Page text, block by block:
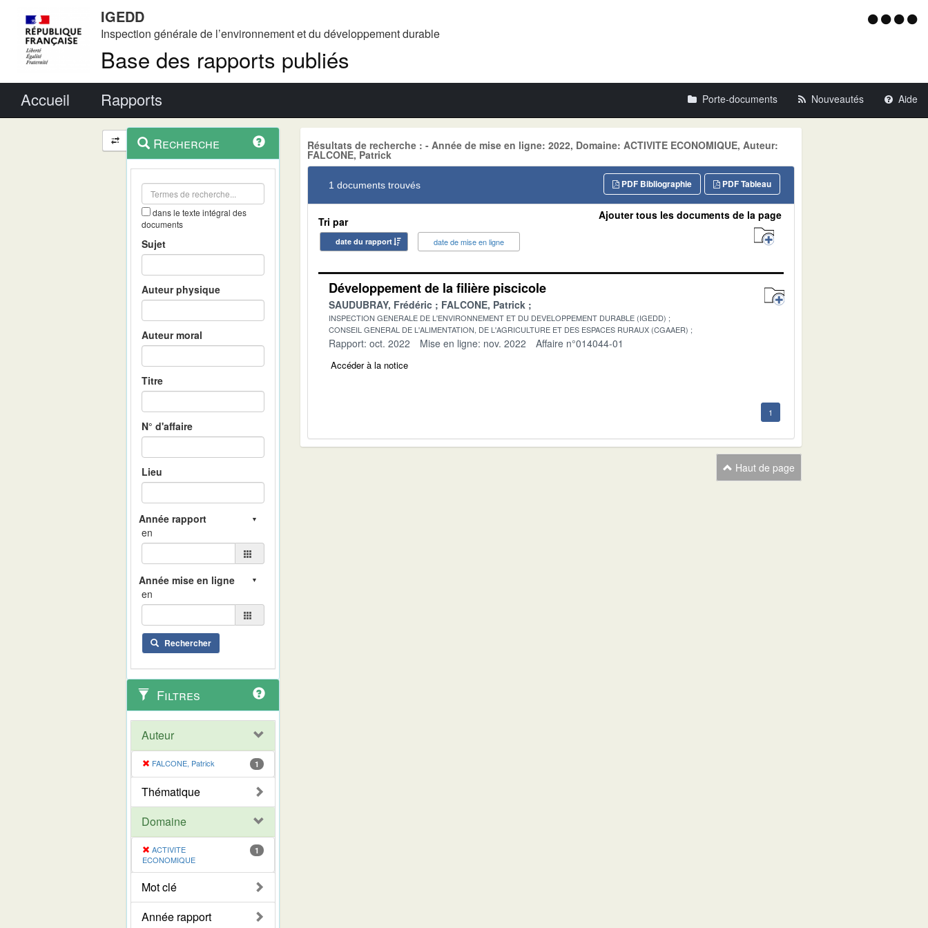
IGEDD
Inspection générale de l’environnement et du développement durable
Base des rapports publiés
Menu
Accueil Rapports Porte-documents Nouveautés Aide
Navigation
et
outils
contextuel
Recherche
dans le texte intégral des
documents
Sujet
Auteur physique
Auteur moral
Titre
N° d'affaire
Lieu
en
en
Rechercher
Filtres
Auteur
FALCONE, Patrick 1
Thématique
Domaine
ACTIVITE
ECONOMIQUE
1
Mot clé
Année rapport
Résultats de recherche : - Année de mise en ligne: 2022, Domaine: ACTIVITE ECONOMIQUE, Auteur:
FALCONE, Patrick
1 documents trouvés PDF Tableau
PDF Bibliographie
Tri par
date du rapport date de mise en ligne
Ajouter tous les documents de la page
Développement de la filière piscicole
SAUDUBRAY, Frédéric FALCONE, Patrick
INSPECTION GENERALE DE L'ENVIRONNEMENT ET DU DEVELOPPEMENT DURABLE (IGEDD)
CONSEIL GENERAL DE L'ALIMENTATION, DE L'AGRICULTURE ET DES ESPACES RURAUX (CGAAER)
Rapport: oct. 2022 Mise en ligne: nov. 2022 Affaire n°014044-01
Accéder à la notice
1
Haut de page